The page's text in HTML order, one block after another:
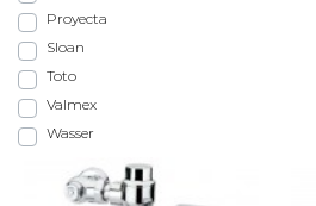
Proyecta
Sloan
Toto
Valmex
Wasser